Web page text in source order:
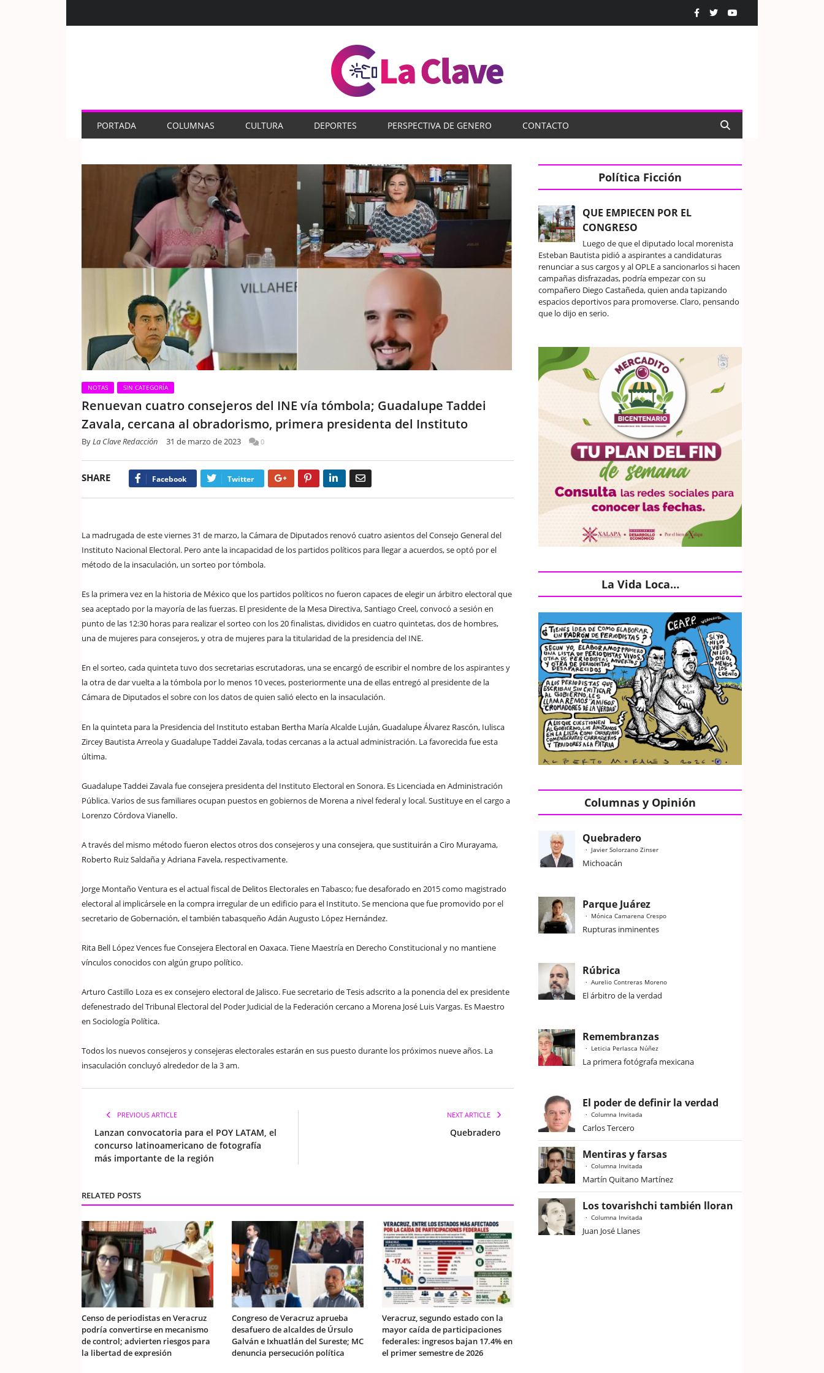
PORTADA COLUMNAS CULTURA DEPORTES PERSPECTIVA DE GENERO CONTACTO
NOTAS SIN CATEGORÍA
Renuevan cuatro consejeros del INE vía tómbola; Guadalupe Taddei
Zavala, cercana al obradorismo, primera presidenta del Instituto
ByLa Clave Redacción 31 de marzo de 2023 0
SHARE Facebook Twitter Google+ Pinterest LinkedIn
La madrugada de este viernes 31 de marzo, la Cámara de Diputados renovó cuatro asientos del Consejo General del
Instituto Nacional Electoral. Pero ante la incapacidad de los partidos políticos para llegar a acuerdos, se optó por el
método de la insaculación, un sorteo por tómbola.
Es la primera vez en la historia de México que los partidos políticos no fueron capaces de elegir un árbitro electoral que
sea aceptado por la mayoría de las fuerzas. El presidente de la Mesa Directiva, Santiago Creel, convocó a sesión en
punto de las 12:30 horas para realizar el sorteo con los 20 finalistas, divididos en cuatro quintetas, dos de hombres,
una de mujeres para consejeros, y otra de mujeres para la titularidad de la presidencia del INE.
En el sorteo, cada quinteta tuvo dos secretarias escrutadoras, una se encargó de escribir el nombre de los aspirantes y
la otra de dar vuelta a la tómbola por lo menos 10 veces, posteriormente una de ellas entregó al presidente de la
Cámara de Diputados el sobre con los datos de quien salió electo en la insaculación.
En la quinteta para la Presidencia del Instituto estaban Bertha María Alcalde Luján, Guadalupe Álvarez Rascón, Iulisca
Zircey Bautista Arreola y Guadalupe Taddei Zavala, todas cercanas a la actual administración. La favorecida fue esta
última.
Guadalupe Taddei Zavala fue consejera presidenta del Instituto Electoral en Sonora. Es Licenciada en Administración
Pública. Varios de sus familiares ocupan puestos en gobiernos de Morena a nivel federal y local. Sustituye en el cargo a
Lorenzo Córdova Vianello.
A través del mismo método fueron electos otros dos consejeros y una consejera, que sustituirán a Ciro Murayama,
Roberto Ruiz Saldaña y Adriana Favela, respectivamente.
Jorge Montaño Ventura es el actual fiscal de Delitos Electorales en Tabasco; fue desaforado en 2015 como magistrado
electoral al implicársele en la compra irregular de un edificio para el Instituto. Se menciona que fue promovido por el
secretario de Gobernación, el también tabasqueño Adán Augusto López Hernández.
Rita Bell López Vences fue Consejera Electoral en Oaxaca. Tiene Maestría en Derecho Constitucional y no mantiene
vínculos conocidos con algún grupo político.
Arturo Castillo Loza es ex consejero electoral de Jalisco. Fue secretario de Tesis adscrito a la ponencia del ex presidente
defenestrado del Tribunal Electoral del Poder Judicial de la Federación cercano a Morena José Luis Vargas. Es Maestro
en Sociología Política.
Todos los nuevos consejeros y consejeras electorales estarán en sus puesto durante los próximos nueve años. La
insaculación concluyó alrededor de la 3 am.
PREVIOUS ARTICLE
Lanzan convocatoria para el POY LATAM, el
concurso latinoamericano de fotografía
más importante de la región
NEXT ARTICLE
Quebradero
RELATED POSTS
Censo de periodistas en Veracruz
podría convertirse en mecanismo
de control; advierten riesgos para
la libertad de expresión
Congreso de Veracruz aprueba
desafuero de alcaldes de Úrsulo
Galván e Ixhuatlán del Sureste; MC
denuncia persecución política
Veracruz, segundo estado con la
mayor caída de participaciones
federales: ingresos bajan 17.4% en
el primer semestre de 2026
Política Ficción
QUE EMPIECEN POR EL
CONGRESO
Luego de que el diputado local morenista
Esteban Bautista pidió a aspirantes a candidaturas
renunciar a sus cargos y al OPLE a sancionarlos si hacen
campañas disfrazadas, podría empezar con su
compañero Diego Castañeda, quien anda tapizando
espacios deportivos para promoverse. Claro, pensando
que lo dijo en serio.
La Vida Loca…
Columnas y Opinión
Quebradero
Javier Solorzano Zinser
Michoacán
Parque Juárez
Mónica Camarena Crespo
Rupturas inminentes
Rúbrica
Aurelio Contreras Moreno
El árbitro de la verdad
Remembranzas
Leticia Perlasca Núñez
La primera fotógrafa mexicana
El poder de definir la verdad
Columna Invitada
Carlos Tercero
Mentiras y farsas
Columna Invitada
Martín Quitano Martínez
Los tovarishchi también lloran
Columna Invitada
Juan José Llanes